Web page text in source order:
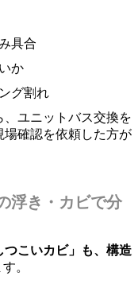
具合
か
グ割れ
、ユニットバス交換を
確認を依頼した方が
浮き・カビで分
つこいカビ」も、構造
。